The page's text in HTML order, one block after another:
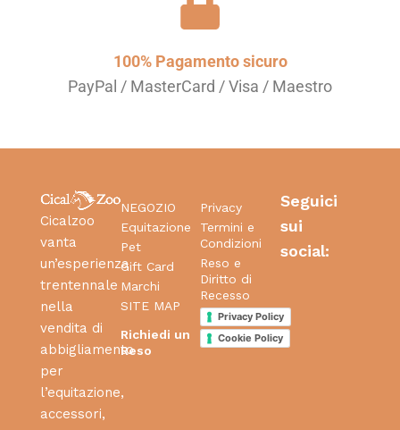
100% Pagamento sicuro
PayPal / MasterCard / Visa / Maestro
Cicalzoo
vanta
un’esperienza
trentennale
nella
vendita di
abbigliamento
per
l’equitazione,
accessori,
NEGOZIO
Equitazione
Pet
Gift Card
Marchi
SITE MAP
Richiedi un
Reso
Privacy
Termini e
Condizioni
Reso e
Diritto di
Recesso
Privacy Policy
Cookie Policy
Seguici
sui
social: